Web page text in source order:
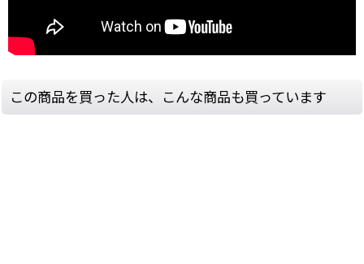
この商品を買った人は、こんな商品も買っています